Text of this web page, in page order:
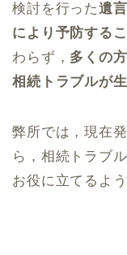
検討を行った遺
により予防する
わらず， 多くの
相続トラブルが
弊所では，現在
ら，相続トラブ
お役に立てるよ